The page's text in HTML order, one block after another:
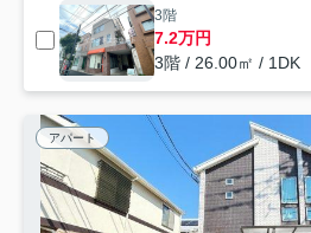
3階
7.2万円
3階 / 26.00㎡ / 1DK
アパート